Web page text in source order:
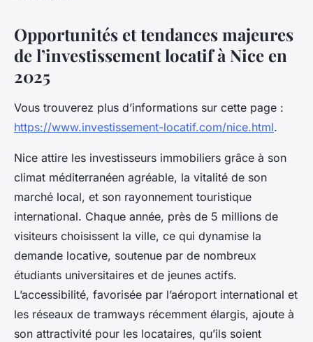
Opportunités et tendances majeures
de l’investissement locatif à Nice en
2025
Vous trouverez plus d’informations sur cette page :
https://www.investissement-locatif.com/nice.html.
Nice attire les investisseurs immobiliers grâce à son
climat méditerranéen agréable, la vitalité de son
marché local, et son rayonnement touristique
international. Chaque année, près de 5 millions de
visiteurs choisissent la ville, ce qui dynamise la
demande locative, soutenue par de nombreux
étudiants universitaires et de jeunes actifs.
L’accessibilité, favorisée par l’aéroport international et
les réseaux de tramways récemment élargis, ajoute à
son attractivité pour les locataires, qu’ils soient